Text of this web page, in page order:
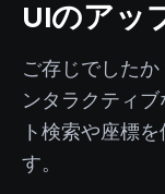
UIのアッ
ご存じでしたか
ンタラクティ
ト検索や座標
す。